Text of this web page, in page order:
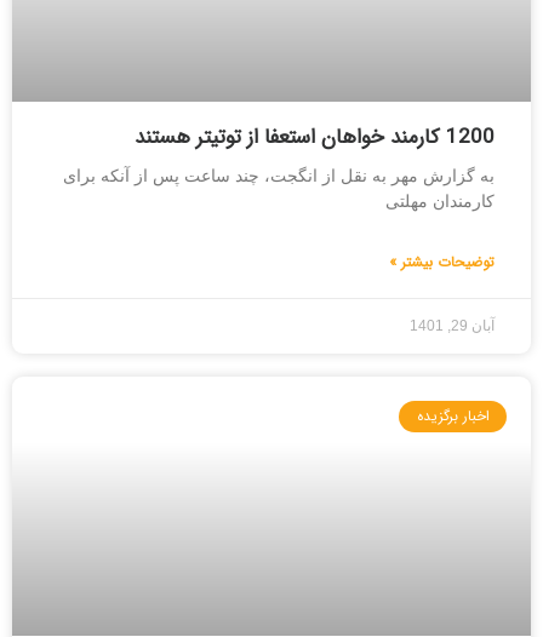
1200 کارمند خواهان استعفا از توتیتر هستند
به گزارش مهر به نقل از انگجت، چند ساعت پس از آنکه برای
کارمندان مهلتی
توضیحات بیشتر »
آبان 29, 1401
اخبار برگزیده